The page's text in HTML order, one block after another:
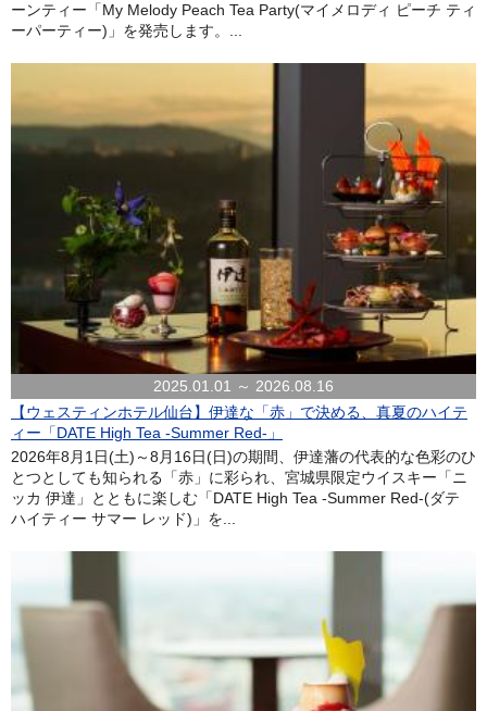
ーンティー「My Melody Peach Tea Party(マイメロディ ピーチ ティ
ーパーティー)」を発売します。...
2025.01.01 ～ 2026.08.16
【ウェスティンホテル仙台】伊達な「赤」で決める、真夏のハイテ
ィー「DATE High Tea -Summer Red-」
2026年8月1日(土)～8月16日(日)の期間、伊達藩の代表的な色彩のひ
とつとしても知られる「赤」に彩られ、宮城県限定ウイスキー「ニ
ッカ 伊達」とともに楽しむ「DATE High Tea -Summer Red-(ダテ
ハイティー サマー レッド)」を...